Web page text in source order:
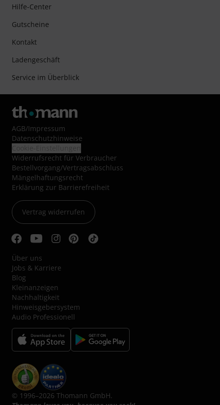
Hilfe-Center
Gutscheine
Kontakt
Ladengeschäft
Service im Überblick
AGB/Impressum
Datenschutzhinweise
Widerrufsrecht für Verbraucher
Bestellvorgang/Vertragsabschluss
Mängelhaftungsrecht
Erklärung zur Barrierefreiheit
Vertrag widerrufen
Über uns
Jobs & Karriere
Blog
Kleinanzeigen
Nachhaltigkeit
Hinweisgebersystem
Audio Professionell
© 1996–2026 Thomann GmbH.